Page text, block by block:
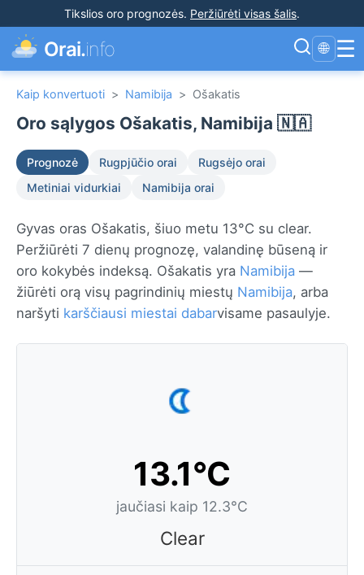
Tikslios oro prognozės. Peržiūrėti visas šalis.
Orai.info 🌐 ☰
Kaip konvertuoti > Namibija > Ošakatis
Oro sąlygos Ošakatis, Namibija 🇳🇦
Prognozė Rugpjūčio orai
Rugsėjo orai
Metiniai vidurkiai
Namibija orai
Gyvas oras Ošakatis, šiuo metu 13°C su clear.
Peržiūrėti 7 dienų prognozę, valandinę būseną ir
oro kokybės indeksą. Ošakatis yra Namibija —
žiūrėti orą visų pagrindinių miestų Namibija, arba
naršyti karščiausi miestai dabarvisame pasaulyje.
13.1°C
jaučiasi kaip 12.3°C
Clear